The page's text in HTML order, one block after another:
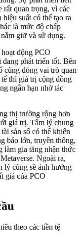
rất quan trọng, vì các
suất có thể tạo ra
là mức độ chấp
giữ và sử dụng.
động PCO
phát triển tốt. Bên
cũng đóng vai trò quan
thì giá trị cộng đồng
ngắn hạn nhờ tác
thị trường rộng hơn
giá trị. Tâm lý chung
sản số có thể khiến
báo lớn, truyền thông,
làm gia tăng nhận thức
Ngoài ra,
lý cũng sẽ ảnh hưởng
giá của PCO
theo các tiền tệ